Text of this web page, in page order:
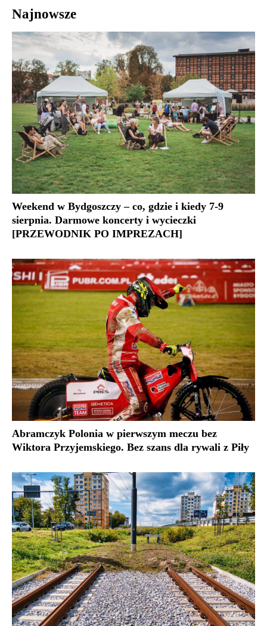
Najnowsze
Weekend w Bydgoszczy – co, gdzie i kiedy 7-9
sierpnia. Darmowe koncerty i wycieczki
[PRZEWODNIK PO IMPREZACH]
Abramczyk Polonia w pierwszym meczu bez
Wiktora Przyjemskiego. Bez szans dla rywali z Piły